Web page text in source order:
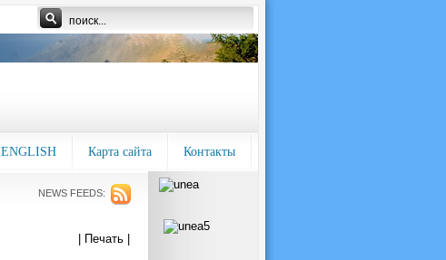
ENGLISH Карта сайта Контакты
NEWS FEEDS:
| Печать |